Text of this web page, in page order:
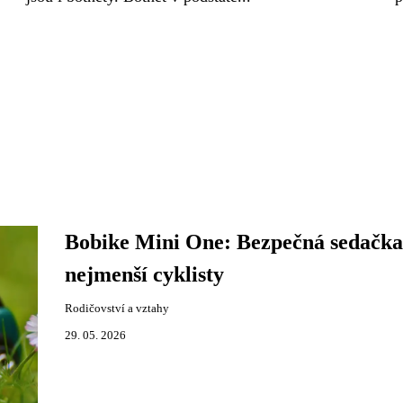
Bobike Mini One: Bezpečná
nejmenší cyklisty
Rodičovství a vztahy
29. 05. 2026